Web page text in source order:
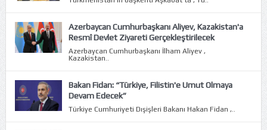
Azerbaycan Cumhurbaşkanı Aliyev, Kazakistan'a
Resmî Devlet Ziyareti Gerçekleştirilecek
Azerbaycan Cumhurbaşkanı İlham Aliyev ,
Kazakistan..
Bakan Fidan: “Türkiye, Filistin'e Umut Olmaya
Devam Edecek”
Türkiye Cumhuriyeti Dışişleri Bakanı Hakan Fidan ,..